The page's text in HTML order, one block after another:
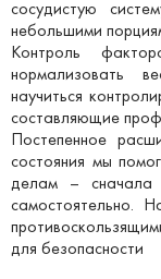
сосудистую
небольшими
Контроль
нормализовать
научиться
составляющие
Постепенное
состояния мы
делам – сначала
самостоятельно.
для безопасности